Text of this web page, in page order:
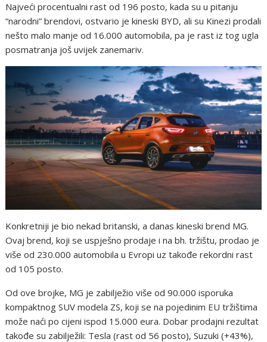
Najveći procentualni rast od 196 posto, kada su u pitanju
“narodni” brendovi, ostvario je kineski BYD, ali su Kinezi prodali
nešto malo manje od 16.000 automobila, pa je rast iz tog ugla
posmatranja još uvijek zanemariv.
Konkretniji je bio nekad britanski, a danas kineski brend MG.
Ovaj brend, koji se uspješno prodaje i na bh. tržištu, prodao je
više od 230.000 automobila u Evropi uz takođe rekordni rast
od 105 posto.
Od ove brojke, MG je zabilježio više od 90.000 isporuka
kompaktnog SUV modela ZS, koji se na pojedinim EU tržištima
može naći po cijeni ispod 15.000 eura. Dobar prodajni rezultat
takođe su zabilježili: Tesla (rast od 56 posto), Suzuki (+43%),